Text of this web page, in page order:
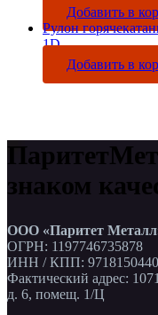
Добавить в
Рулон
1D
Добавить в
знаком
ООО «Паритет
ОГРН: 1197746735878
ИНН / КПП: 9718150440
Фактический адрес:
д. 6, помещ. 1/Ц